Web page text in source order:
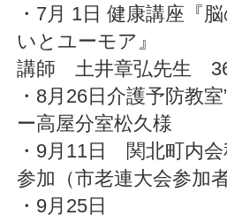
・7月 1日 健康講座『
いとユーモア』
講師 土井章弘先生
・8月26日介護予防教
ー高屋分室松久様
・9月11日 関北町内
参加（市老連大会参加者
・9月25日